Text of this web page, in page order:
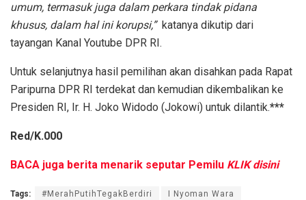
umum, termasuk juga dalam perkara tindak pidana
khusus, dalam hal ini korupsi,”katanya dikutip dari
tayangan Kanal Youtube DPR RI.
Untuk selanjutnya hasil pemilihan akan disahkan pada Rapat
Paripurna DPR RI terdekat dan kemudian dikembalikan ke
Presiden RI, Ir. H. Joko Widodo (Jokowi) untuk dilantik.***
Red/K.000
BACA juga berita menarik seputar Pemilu KLIK disini
Tags: #MerahPutihTegakBerdiri I Nyoman Wara